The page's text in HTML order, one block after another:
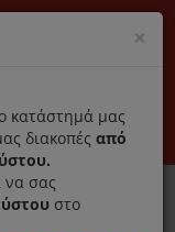
Επικοινωνία
×
κατάστημά μας
διακοπές από
να σας
στο